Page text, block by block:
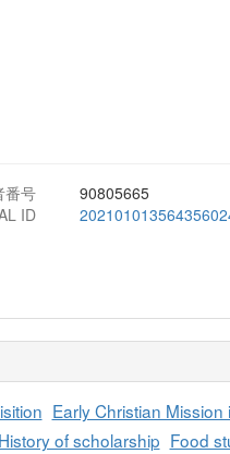
番号
90805665
ID
Early Christian Mission
History of scholarship Food